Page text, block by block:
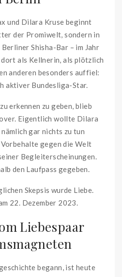
und Dilara Kruse beginnt
der Promiwelt, sondern in
Shisha-Bar – im Jahr
als Kellnerin, als plötzlich
anderen besonders auffiel:
aktiver Bundesliga-Star.
erkennen zu geben, blieb
Eigentlich wollte Dilara
gar nichts zu tun
gegen die Welt
Begleiterscheinungen.
den Laufpass gegeben.
Skepsis wurde Liebe.
22. Dezember 2023.
Liebespaar
begann, ist heute